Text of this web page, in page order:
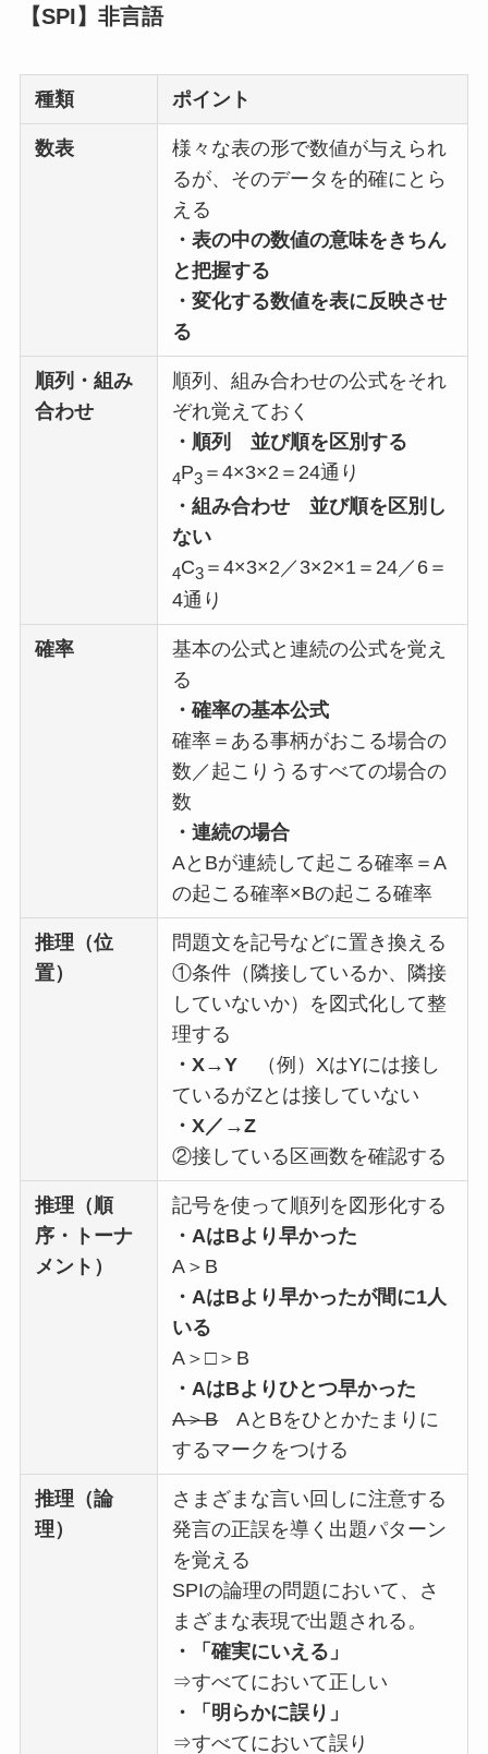
【SPI】非言語
種類 ポイント
数表
様々な表の形で数値が与えられ
るが、そのデータを的確にとら
える
・表の中の数値の意味をきちん
と把握する
・変化する数値を表に反映させ
る
順列・組み
合わせ
順列、組み合わせの公式をそれ
ぞれ覚えておく
・順列
並び順を区別する
4P3 ＝4×3×2＝24通り
・組み合わせ
並び順を区別し
ない
4C3 ＝4×3×2／3×2×1＝24／6＝
4通り
確率
基本の公式と連続の公式を覚え
る
・確率の基本公式
確率＝ある事柄がおこる場合の
数／起こりうるすべての場合の
数
・連続の場合
AとBが連続して起こる確率＝A
の起こる確率×Bの起こる確率
推理（位
置）
問題文を記号などに置き換える
①条件（隣接しているか、隣接
していないか）を図式化して整
理する
・X→Y （例）XはYには接し
ているがZとは接していない
・X／→Z
②接している区画数を確認する
推理（順
序・トーナ
メント）
記号を使って順列を図形化する
・AはBより早かった
A＞B
・AはBより早かったが間に1人
いる
A＞□＞B
・AはBよりひとつ早かった
A＞BAとBをひとかたまりに
するマークをつける
推理（論
理）
さまざまな言い回しに注意する
発言の正誤を導く出題パターン
を覚える
SPIの論理の問題において、さ
まざまな表現で出題される。
・「確実にいえる」
⇒すべてにおいて正しい
・「明らかに誤り」
⇒すべてにおいて誤り